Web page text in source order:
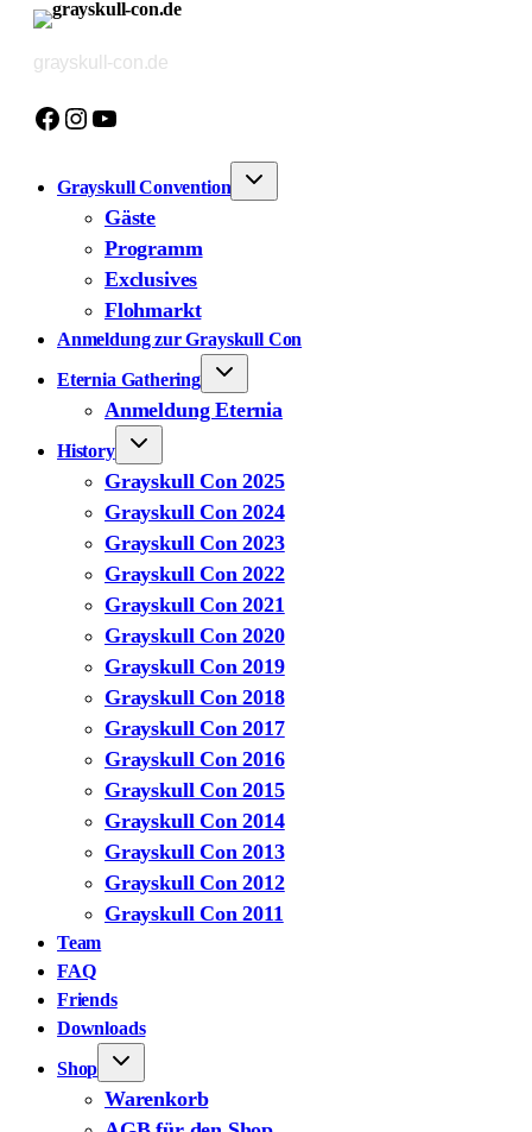
Zum
springen
grayskull-con.de
Facebook
Instagram
YouTube
Grayskull Convention
Gäste
Programm
Exclusives
Flohmarkt
Anmeldung zur Grayskull Con
Eternia Gathering
Anmeldung Eternia
History
Grayskull Con 2025
Grayskull Con 2024
Grayskull Con 2023
Grayskull Con 2022
Grayskull Con 2021
Grayskull Con 2020
Grayskull Con 2019
Grayskull Con 2018
Grayskull Con 2017
Grayskull Con 2016
Grayskull Con 2015
Grayskull Con 2014
Grayskull Con 2013
Grayskull Con 2012
Grayskull Con 2011
Team
FAQ
Friends
Downloads
Shop
Warenkorb